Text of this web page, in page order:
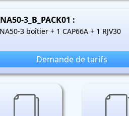
3_B_PACK01 :
3 boîtier + 1 CAP66A + 1 RJV30
Demande de tarifs